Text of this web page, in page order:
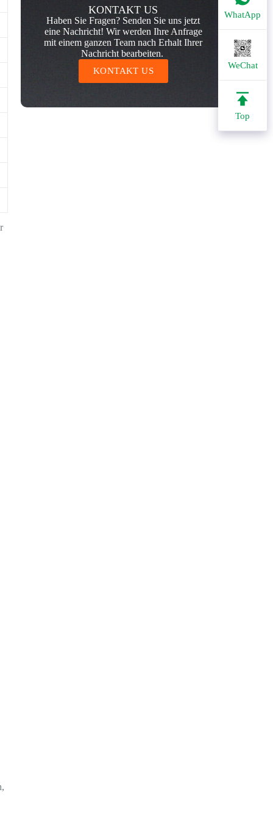
WhatApp
WeChat
Top
KONTAKT US
Haben Sie Fragen? Senden Sie uns jetzt
eine Nachricht! Wir werden Ihre Anfrage
mit einem ganzen Team nach Erhalt Ihrer
Nachricht bearbeiten.
KONTAKT US